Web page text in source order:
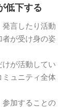
低下する
言したり活動
者が受け身の姿
が活動してい
ュニティ全体
加することの